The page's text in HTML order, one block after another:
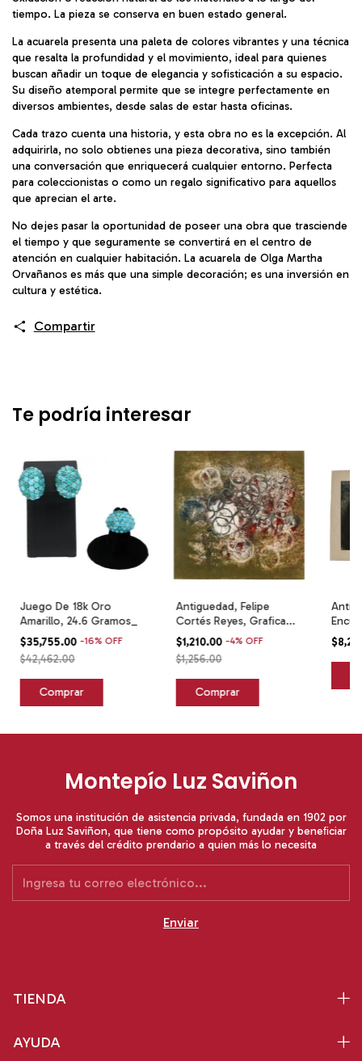
tiempo. La pieza se conserva en buen estado general.
La acuarela presenta una paleta de colores vibrantes y una técnica
que resalta la profundidad y el movimiento, ideal para quienes
buscan añadir un toque de elegancia y sofisticación a su espacio.
Su diseño atemporal permite que se integre perfectamente en
diversos ambientes, desde salas de estar hasta oficinas.
Cada trazo cuenta una historia, y esta obra no es la excepción. Al
adquirirla, no solo obtienes una pieza decorativa, sino también
una conversación que enriquecerá cualquier entorno. Perfecta
para coleccionistas o como un regalo significativo para aquellos
que aprecian el arte.
No dejes pasar la oportunidad de poseer una obra que trasciende
el tiempo y que seguramente se convertirá en el centro de
atención en cualquier habitación. La acuarela de Olga Martha
Orvañanos es más que una simple decoración; es una inversión en
cultura y estética.
Compartir
Te podría interesar
Juego De 18k Oro
Amarillo, 24.6 Gramos_
$35,755.00 -16% OFF
$42,462.00
Antiguedad, Felipe
Cortés Reyes, Grafica
Mexicana
$1,210.00 -4% OFF
$1,256.00
Montepío Luz Saviñon
Somos una institución de asistencia privada, fundada en 1902 por
Doña Luz Saviñon, que tiene como propósito ayudar y beneﬁciar
a través del crédito prendario a quien más lo necesita
TIENDA
AYUDA